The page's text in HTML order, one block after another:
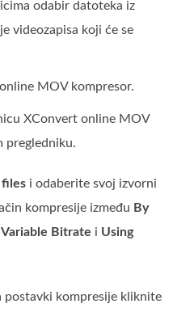
odabir datoteka iz
videozapisa koji će se
MOV kompresor.
XConvert online MOV
pregledniku.
files i odaberite svoj izvorni
kompresije između By
Bitrate i Using
postavki kompresije kliknite